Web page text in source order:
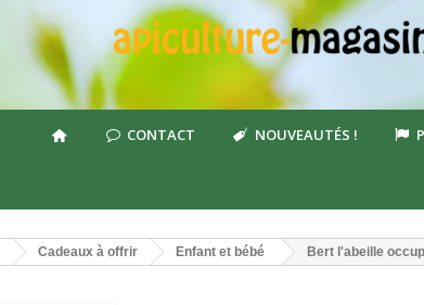
CONTACT NOUVEAUTÉS !
Cadeaux à offrir Enfant et bébé Bert l'abeille